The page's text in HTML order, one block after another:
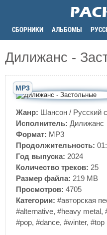
СБОРНИКИ АЛЬБОМЫ
Дилижанс -
MP3
Жанр: Шансон / Русский
Исполнитель: Дилижанс
Формат: MP3
Продолжительность:
Год выпуска: 2024
Количество треков: 25
Размер файла: 219 MB
Просмотров: 4705
Категории: #авторская
#alternative, #heavy metal,
#pop, #dance, #winter, #top